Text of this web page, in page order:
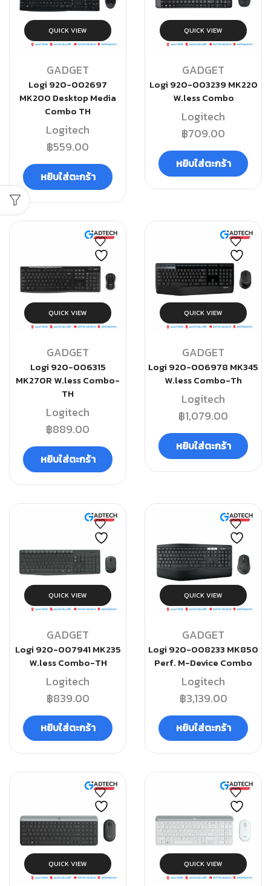
QUICK VIEW
GADGET
Logi 920-002697
MK200 Desktop Media
Combo TH
Logitech
฿559.00
หยิบใส่ตะกร้า
QUICK VIEW
GADGET
Logi 920-003239 MK220
W.less Combo
Logitech
฿709.00
หยิบใส่ตะกร้า
QUICK VIEW
GADGET
Logi 920-006315
MK270R W.less Combo-
TH
Logitech
฿889.00
หยิบใส่ตะกร้า
QUICK VIEW
GADGET
Logi 920-006978 MK345
W.less Combo-Th
Logitech
฿1,079.00
หยิบใส่ตะกร้า
QUICK VIEW
GADGET
Logi 920-007941 MK235
W.less Combo-TH
Logitech
฿839.00
หยิบใส่ตะกร้า
QUICK VIEW
GADGET
Logi 920-008233 MK850
Perf. M-Device Combo
Logitech
฿3,139.00
หยิบใส่ตะกร้า
QUICK VIEW QUICK VIEW